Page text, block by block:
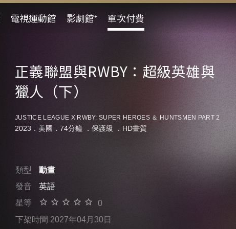
電視運動館 影劇館⁺ 單次付費
正義聯盟與RWBY：超級英雄與
獵人（下）
JUSTICE LEAGUE X RWBY: SUPER HEROES ＆ HUNTSMEN PART 2
2023．美國．74分鐘 ． 保護級 ．HD畫質
類型
動畫
發音
英語
星等
0
下架時間 2027年04月30日